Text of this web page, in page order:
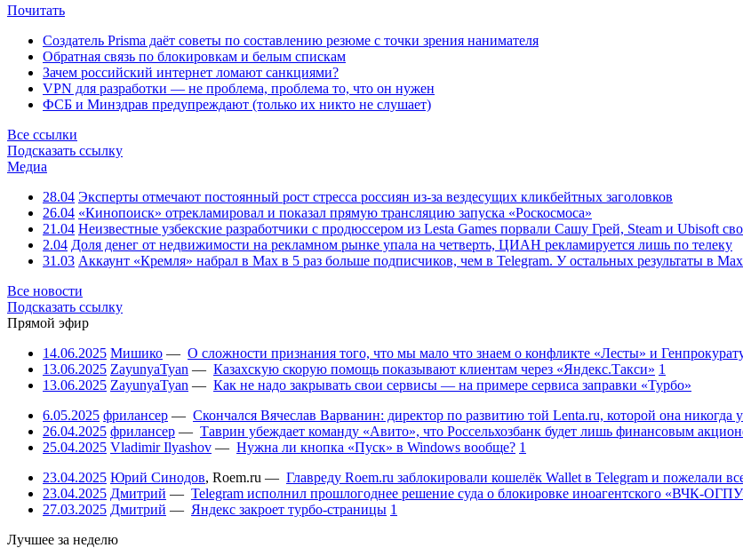
Почитать
Создатель Prisma даёт советы по составлению резюме с точки зрения нанимателя
Обратная связь по блокировкам и белым спискам
Зачем российский интернет ломают санкциями?
VPN для разработки — не проблема, проблема то, что он нужен
ФСБ и Минздрав предупреждают (только их никто не слушает)
Все ссылки
Подсказать ссылку
Медиа
28.04 Эксперты отмечают постоянный рост стресса россиян из-за вездесущих кликбейтных заголовков
26.04 «Кинопоиск» отрекламировал и показал прямую трансляцию запуска «Роскосмоса»
21.04 Неизвестные узбекские разработчики с продюссером из Lesta Games порвали Сашу Грей, Steam и Ubisoft
2.04 Доля денег от недвижимости на рекламном рынке упала на четверть, ЦИАН рекламируется лишь по телеку
31.03 Аккаунт «Кремля» набрал в Max в 5 раз больше подписчиков, чем в Telegram. У остальных результаты в
Все новости
Подсказать ссылку
Прямой эфир
14.06.2025 Мишико — О сложности признания того, что мы мало что знаем о конфликте «Лесты» и
13.06.2025 ZayunyaTyan — Казахскую скорую помощь показывают клиентам через «Яндекс.Такси» 1
13.06.2025 ZayunyaTyan — Как не надо закрывать свои сервисы — на примере сервиса заправки «Турбо»
6.05.2025 фрилансер — Скончался Вячеслав Варванин: директор по развитию той Lenta.ru, которой она никогда
26.04.2025 фрилансер — Таврин убеждает команду «Авито», что Россельхозбанк будет лишь финансовым
25.04.2025 Vladimir Ilyashov — Нужна ли кнопка «Пуск» в Windows вообще? 1
23.04.2025 Юрий Синодов, Roem.ru — Главреду Roem.ru заблокировали кошелёк Wallet в Telegram и пожелали
23.04.2025 Дмитрий — Telegram исполнил прошлогоднее решение суда о блокировке иноагентского «ВЧК-
27.03.2025 Дмитрий — Яндекс закроет турбо-страницы 1
Лучшее за неделю